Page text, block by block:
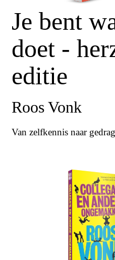
Je bent
doet -
editie
Roos Vonk
Van zelfkennis naar